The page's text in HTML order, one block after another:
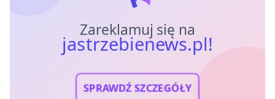
Zareklamuj się na
jastrzebienews.pl!
SPRAWDŹ SZCZEGÓŁY